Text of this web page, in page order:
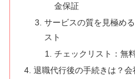
金保証
サービスの質を見極め
スト
チェックリスト：無
退職代行後の手続きは？